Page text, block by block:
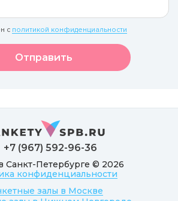
с политикой конфиденциальности
Отправить
Санкт-Петербурге © 2026
конфиденциальности
залы в Москве
+7 (967) 592-96-36